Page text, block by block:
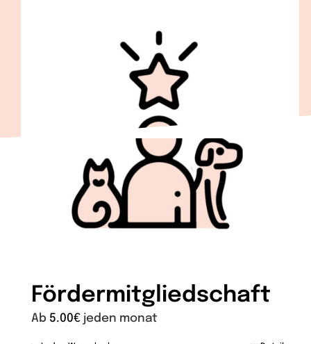
Fördermitgliedschaft
Ab 5.00€ jeden monat